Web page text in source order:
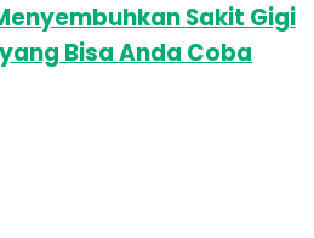
Sakit Gigi
Bisa Anda Coba